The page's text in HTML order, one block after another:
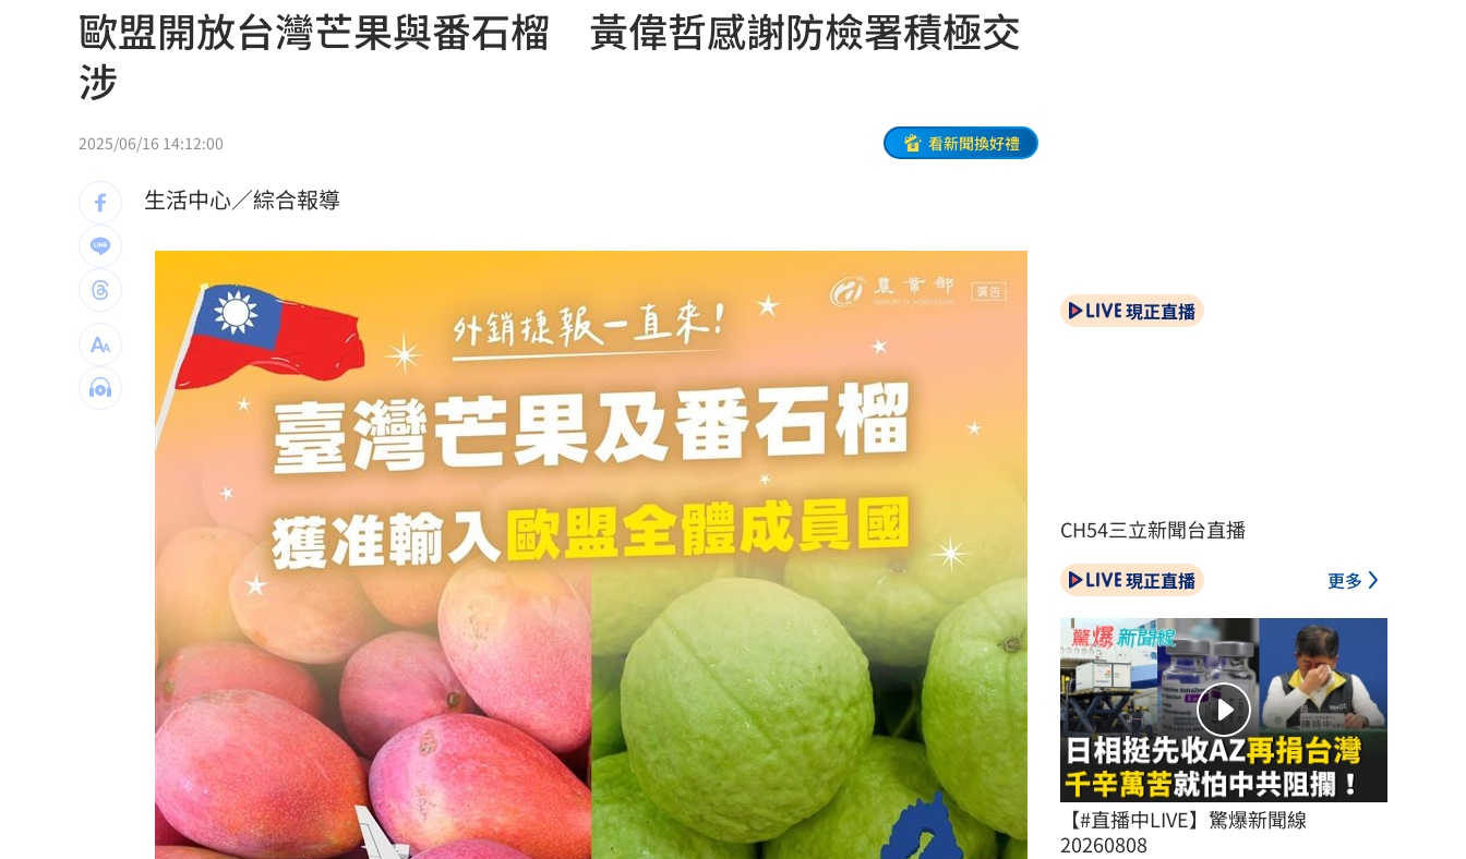
腦瘤手術醫誤切正常組織 女無法自主呼吸 22:02
男大生遭脫光圍毆亡 主嫌輕度智障判無期
以為益生菌護腎 他餐餐泡菜2週後險洗腎
拋開阿湯哥光環 20歲舒莉初登台網改口
新／永和豆漿創始人在台北離世 享壽70歲 21:21
新／新竹宣布！五峰尖石8校明停課但上班
HIGHLIGHT掀回憶殺 擔心後輩太帥壓力大 21:12
狂冒百顆紅疹非毛囊炎！醫診斷出罕見疾病
颱風還沒到！基隆爆海水倒灌 商家超哀怨 21:09
颱風假宣布了 明「新竹縣8校」停課不停班
台灣彩券開獎直播中
LIVE三立+24小時直播 15:27
三立iNEWS新聞台線上直播 18:00
商場戰國來臨 台中「頂奢大道」逐漸成形 12:00
台彩父親節推新刮刮樂千萬頭獎超「爸」氣 12:00
歐盟開放台灣芒果與番石榴 黃偉哲感謝防檢署積極交
涉
2025/06/16 14:12:00 看新聞換好禮
生活中心／綜合報導
現正直播
CH54三立新聞台直播
現正直播 更多
【#直播中LIVE】驚爆新聞線
20260808